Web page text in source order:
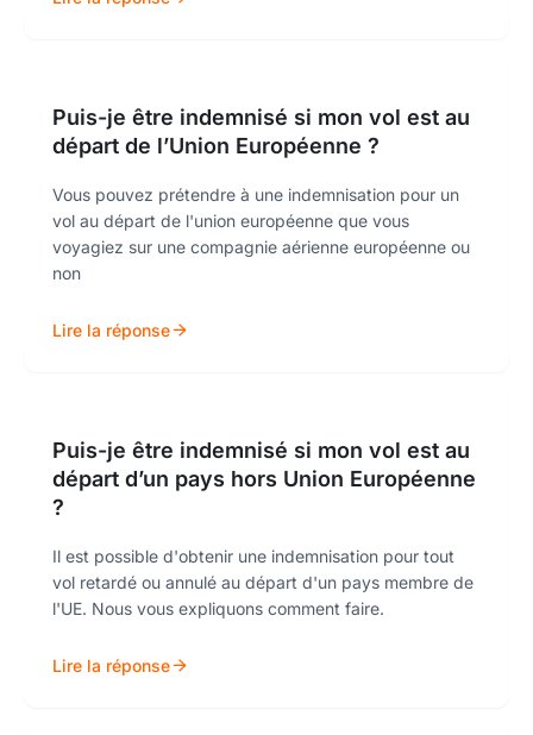
Puis-je être indemnisé si mon vol est au
départ de l’Union Européenne ?
Vous pouvez prétendre à une indemnisation pour un
vol au départ de l'union européenne que vous
voyagiez sur une compagnie aérienne européenne ou
non
Lire la réponse
Puis-je être indemnisé si mon vol est au
départ d’un pays hors Union Européenne
?
Il est possible d'obtenir une indemnisation pour tout
vol retardé ou annulé au départ d'un pays membre de
l'UE. Nous vous expliquons comment faire.
Lire la réponse